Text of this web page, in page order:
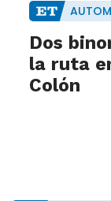
Dos
la ruta
Colón